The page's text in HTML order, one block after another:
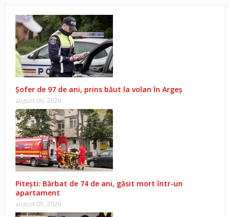
Șofer de 97 de ani, prins băut la volan în Argeș
august 06, 2026
Pitești: Bărbat de 74 de ani, găsit mort într-un
apartament
august 05, 2026